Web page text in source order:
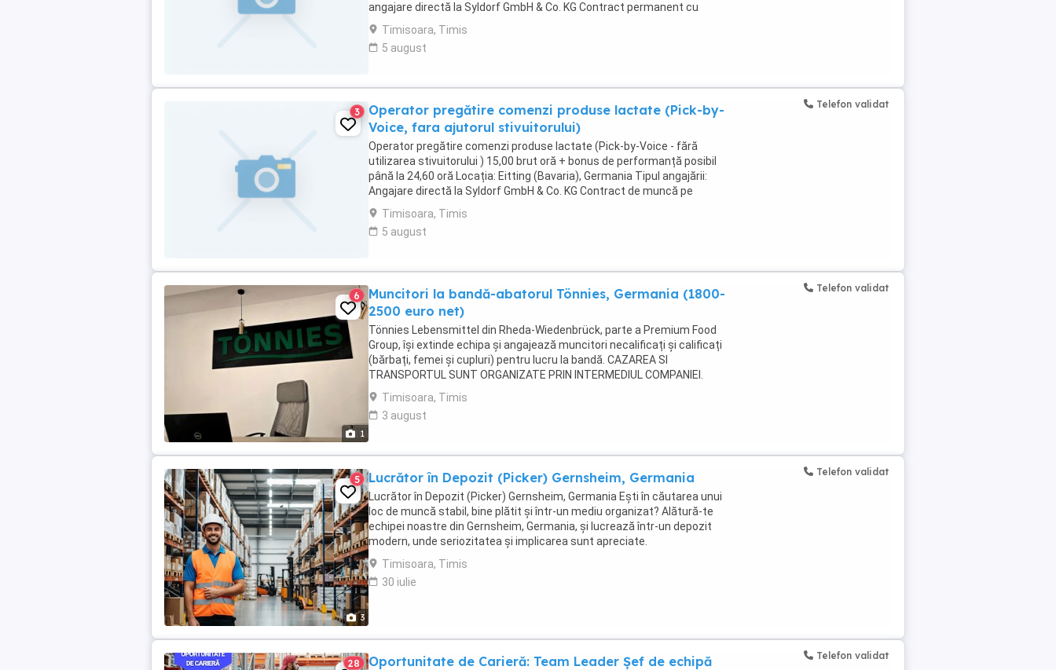
angajare directă la Syldorf GmbH & Co. KG Contract permanent cu
normă întreagă, respectiv ...
Timisoara, Timis
5 august
3
Operator pregătire comenzi produse lactate (Pick-by-
Voice, fara ajutorul stivuitorului)
Operator pregătire comenzi produse lactate (Pick-by-Voice - fără
utilizarea stivuitorului ) 15,00 brut oră + bonus de performanță posibil
până la 24,60 oră Locația: Eitting (Bavaria), Germania Tipul angajării:
Angajare directă la Syldorf GmbH & Co. KG Contract de muncă pe
perioadă nedeterminată, ...
Timisoara, Timis
5 august
Telefon validat
1
6
Muncitori la bandă-abatorul Tönnies, Germania (1800-
2500 euro net)
Tönnies Lebensmittel din Rheda-Wiedenbrück, parte a Premium Food
Group, își extinde echipa și angajează muncitori necalificați și calificați
(bărbați, femei și cupluri) pentru lucru la bandă. CAZAREA SI
TRANSPORTUL SUNT ORGANIZATE PRIN INTERMEDIUL COMPANIEI.
Următoarele plecări disponibile: 7 august, ...
Timisoara, Timis
3 august
Telefon validat
3
5 Lucrător în Depozit (Picker) Gernsheim, Germania
Lucrător în Depozit (Picker) Gernsheim, Germania Ești în căutarea unui
loc de muncă stabil, bine plătit și într-un mediu organizat? Alătură-te
echipei noastre din Gernsheim, Germania, și lucrează într-un depozit
modern, unde seriozitatea și implicarea sunt apreciate.
Responsabilități Colectarea ...
Timisoara, Timis
30 iulie
Telefon validat
28
Oportunitate de Carieră: Team Leader Șef de echipă
Telefon validat